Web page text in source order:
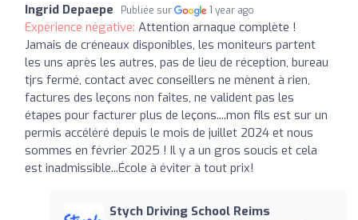
Ingrid Depaepe Publiée sur 1 year ago
Expérience négative: Attention arnaque complète !
Jamais de créneaux disponibles, les moniteurs partent
les uns après les autres, pas de lieu de réception, bureau
tjrs fermé, contact avec conseillers ne mènent à rien,
factures des leçons non faites, ne valident pas les
étapes pour facturer plus de leçons....mon fils est sur un
permis accéléré depuis le mois de juillet 2024 et nous
sommes en février 2025 ! Il y a un gros soucis et cela
est inadmissible...École à éviter à tout prix!
Stych Driving School Reims